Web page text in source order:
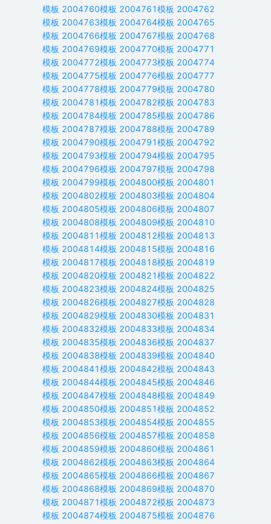
模板 2004760模板 2004761模板 2004762
模板 2004763模板 2004764模板 2004765
模板 2004766模板 2004767模板 2004768
模板 2004769模板 2004770模板 2004771
模板 2004772模板 2004773模板 2004774
模板 2004775模板 2004776模板 2004777
模板 2004778模板 2004779模板 2004780
模板 2004781模板 2004782模板 2004783
模板 2004784模板 2004785模板 2004786
模板 2004787模板 2004788模板 2004789
模板 2004790模板 2004791模板 2004792
模板 2004793模板 2004794模板 2004795
模板 2004796模板 2004797模板 2004798
模板 2004799模板 2004800模板 2004801
模板 2004802模板 2004803模板 2004804
模板 2004805模板 2004806模板 2004807
模板 2004808模板 2004809模板 2004810
模板 2004811模板 2004812模板 2004813
模板 2004814模板 2004815模板 2004816
模板 2004817模板 2004818模板 2004819
模板 2004820模板 2004821模板 2004822
模板 2004823模板 2004824模板 2004825
模板 2004826模板 2004827模板 2004828
模板 2004829模板 2004830模板 2004831
模板 2004832模板 2004833模板 2004834
模板 2004835模板 2004836模板 2004837
模板 2004838模板 2004839模板 2004840
模板 2004841模板 2004842模板 2004843
模板 2004844模板 2004845模板 2004846
模板 2004847模板 2004848模板 2004849
模板 2004850模板 2004851模板 2004852
模板 2004853模板 2004854模板 2004855
模板 2004856模板 2004857模板 2004858
模板 2004859模板 2004860模板 2004861
模板 2004862模板 2004863模板 2004864
模板 2004865模板 2004866模板 2004867
模板 2004868模板 2004869模板 2004870
模板 2004871模板 2004872模板 2004873
模板 2004874模板 2004875模板 2004876